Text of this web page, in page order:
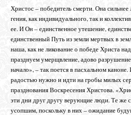
Христос – победитель смерти. Она
гения, как индивидуального, так и
ее. И Он – единственное утешение,
единственный Путь из земли мертвых в
наша, как не ликование о победе Христа
празднуем умерщвление, адово
начало», – так поется в пасхальном
радостью нужно и идти на гробы милых
празднования Воскресения Христова.
эти дни друг другу верующие люди. Те же
усопшим, поскольку в них – ожидание